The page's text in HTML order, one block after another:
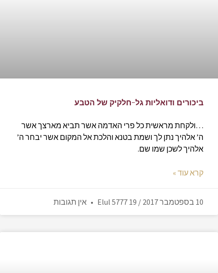
ביכורים ודואליות גל-חלקיק של הטבע
…ולקחת מראשית כל פרי האדמה אשר תביא מארצך אשר
ה’ אלהיך נתן לך ושמת בטנא והלכת אל המקום אשר יבחר ה’
אלהיך לשכן שמו שם.
קרא עוד »
10 בספטמבר 2017 / 19 Elul 5777 אין תגובות